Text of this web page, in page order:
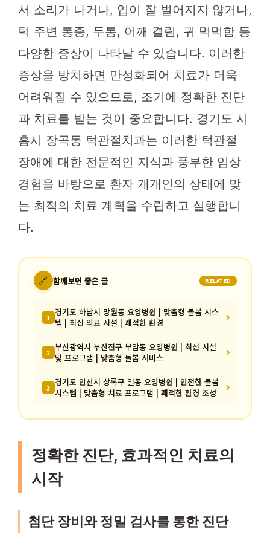
서 소리가 나거나, 입이 잘 벌어지지 않거나,
턱 주변 통증, 두통, 어깨 결림, 귀 먹먹함 등
다양한 증상이 나타날 수 있습니다. 이러한
증상을 방치하면 만성화되어 치료가 더욱
어려워질 수 있으므로, 조기에 정확한 진단
과 치료를 받는 것이 중요합니다. 경기도 시
흥시 장곡동 턱관절치과는 이러한 턱관절
장애에 대한 전문적인 지식과 풍부한 임상
경험을 바탕으로 환자 개개인의 상태에 맞
는 최적의 치료 계획을 수립하고 실행합니
다.
🔗 함께보면 좋은 글 RELATED
1 경기도 하남시 망월동 요양병원 | 맞춤형 돌봄 시스
템 | 최신 의료 시설 | 쾌적한 환경
2 부산광역시 부산진구 부암동 요양병원 | 최신 시설
및 프로그램 | 맞춤형 돌봄 서비스
3 경기도 안산시 상록구 일동 요양병원 | 안전한 돌봄
시스템 | 맞춤형 치료 프로그램 | 쾌적한 환경 조성
정확한 진단, 효과적인 치료의
시작
첨단 장비와 정밀 검사를 통한 진단